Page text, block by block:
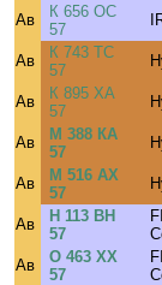
Ав
К 656 ОС
57
Ав
К 743 ТС
57
Ав
К 895 ХА
57
Ав
М 388 КА
57
Ав
М 516 АХ
57
Ав
Н 113 ВН
57
Ав
О 463 ХХ
57